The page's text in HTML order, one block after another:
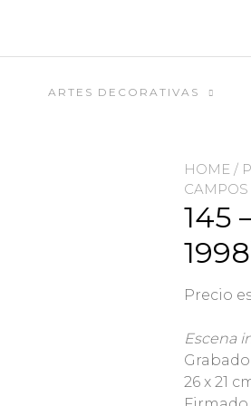
ARTES DECORATIVAS
HOME /
CAMPOS
145
Precio
Escena
Grabado
26 x 21